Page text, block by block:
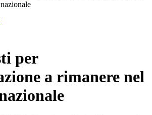
sit amet consectetur
per
a rimanere nel